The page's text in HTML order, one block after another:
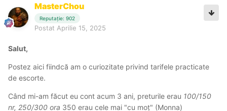
MasterChou
Reputație: 902
Postat Aprilie 15, 2025
Salut,
Postez aici fiindcă am o curiozitate privind tarifele practicate
de escorte.
Când mi-am făcut eu cont acum 3 ani, preturile erau 100/150
nr, 250/300 ora 350 erau cele mai "cu moț" (Monna)